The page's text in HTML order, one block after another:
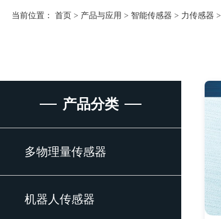
当前位置： 首页 > 产品与应用 > 智能传感器 > 力传感器 >
产品分类
多物理量传感器
机器人传感器